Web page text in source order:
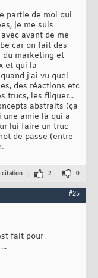
partie de moi qui
je me suis
avant de me
car on fait des
du marketing et
et qui la
j'ai vu quel
des réactions etc
trucs, les fliquer...
abstraits (ça
une amie là qui a
lui faire un truc
de passe (entre
citation 2 0
#25
fait pour